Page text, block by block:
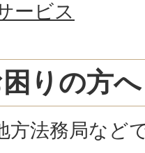
ービス
りの方へ
方法務局など